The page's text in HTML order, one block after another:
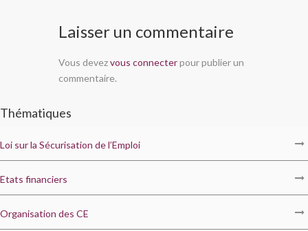
Laisser un commentaire
Vous devezvous connecterpour publier un
commentaire.
Thématiques
Loi sur la Sécurisation de l’Emploi
Etats financiers
Organisation des CE